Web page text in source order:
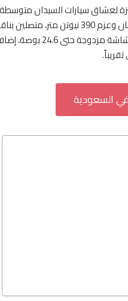
لعشاق سيارات السيدان